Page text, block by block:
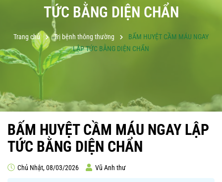
TỨC BẰNG DIỆN CHẨN
Trang chủ Trị bệnh thông thường
BẤM HUYỆT CẦM MÁU NGAY
LẬP TỨC BẰNG DIỆN CHẨN
BẤM HUYỆT CẦM MÁU NGAY LẬP
TỨC BẰNG DIỆN CHẨN
Chủ Nhật, 08/03/2026 Vũ Anh thư